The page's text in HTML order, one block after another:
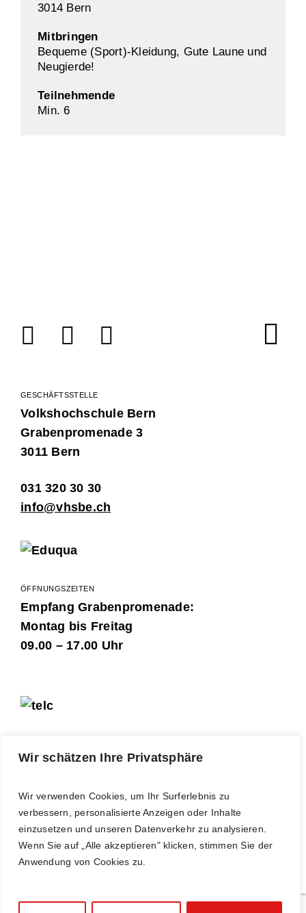
Wir schätzen Ihre Privatsphäre
Wir verwenden Cookies, um Ihr Surferlebnis zu
verbessern, personalisierte Anzeigen oder Inhalte
einzusetzen und unseren Datenverkehr zu analysieren.
Wenn Sie auf „Alle akzeptieren" klicken, stimmen Sie der
Anwendung von Cookies zu.
3014 Bern
Mitbringen
Bequeme (Sport)-Kleidung, Gute Laune und
Neugierde!
Teilnehmende
Min. 6
GESCHÄFTSSTELLE
Volkshochschule Bern
Grabenpromenade 3
3011 Bern
031 320 30 30
info@vhsbe.ch
ÖFFNUNGSZEITEN
Empfang Grabenpromenade:
Montag bis Freitag
09.00 – 17.00 Uhr
Kursleitende
Facebook
Instagram